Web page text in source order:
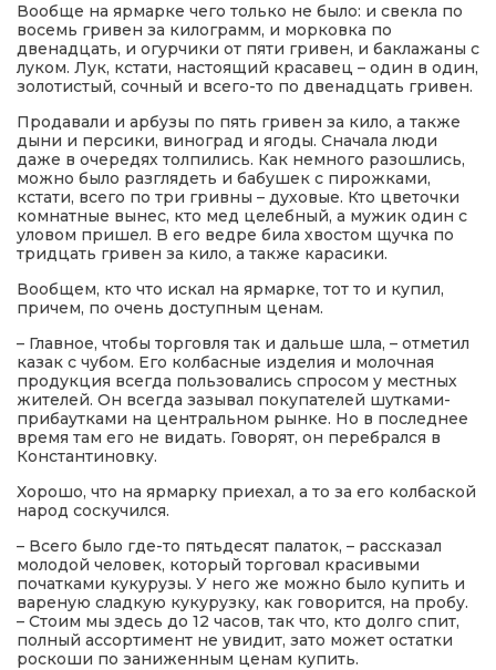
Вообще на ярмарке чего только не было: и свекла по
восемь гривен за килограмм, и морковка по
двенадцать, и огурчики от пяти гривен, и баклажаны с
луком. Лук, кстати, настоящий красавец – один в один,
золотистый, сочный и всего-то по двенадцать гривен.
Продавали и арбузы по пять гривен за кило, а также
дыни и персики, виноград и ягоды. Сначала люди
даже в очередях толпились. Как немного разошлись,
можно было разглядеть и бабушек с пирожками,
кстати, всего по три гривны – духовые. Кто цветочки
комнатные вынес, кто мед целебный, а мужик один с
уловом пришел. В его ведре била хвостом щучка по
тридцать гривен за кило, а также карасики.
Вообщем, кто что искал на ярмарке, тот то и купил,
причем, по очень доступным ценам.
– Главное, чтобы торговля так и дальше шла, – отметил
казак с чубом. Его колбасные изделия и молочная
продукция всегда пользовались спросом у местных
жителей. Он всегда зазывал покупателей шутками-
прибаутками на центральном рынке. Но в последнее
время там его не видать. Говорят, он перебрался в
Константиновку.
Хорошо, что на ярмарку приехал, а то за его колбаской
народ соскучился.
– Всего было где-то пятьдесят палаток, – рассказал
молодой человек, который торговал красивыми
початками кукурузы. У него же можно было купить и
вареную сладкую кукурузку, как говорится, на пробу.
– Стоим мы здесь до 12 часов, так что, кто долго спит,
полный ассортимент не увидит, зато может остатки
роскоши по заниженным ценам купить.